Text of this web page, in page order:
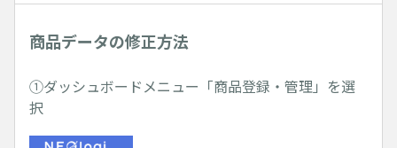
商品データの修正方法
①ダッシュボードメニュー「商品登録・管理」を選
択